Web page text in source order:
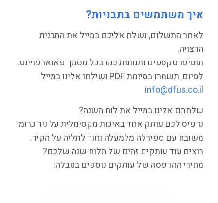
איך משתמשים בתבניות?
לאחר התשלום, נשלח אליכם במייל את התבנית
הרצויה.
תוסיפו טקסטים ותמונות כמו בכל מסמך פאוארפויינט.
לסיום, תשמרו בסיומת PDF ושילחו אלינו במייל
info@dfus.co.il
שלחתם אלינו במייל את לוח השנה?
נדפיס לכם עותק אחד באיכות מקסימלית על ניר כרומו
משובח עם ספירלה מלמעלה וחור לתליה על הקיר.
רוצים עוד עותקים זהים של הלוח שנה שלכם?
מחירי ההדפסה של עותקים נוספים בטבלה: